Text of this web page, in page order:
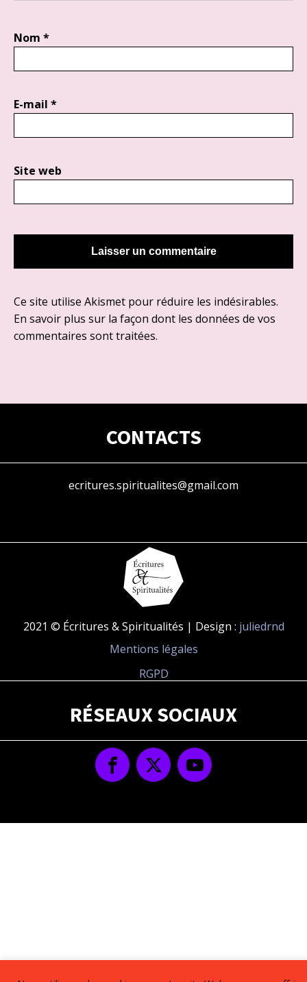
Nom *
E-mail *
Site web
Ce site utilise Akismet pour réduire les indésirables.
En savoir plus sur la façon dont les données de vos
commentaires sont traitées.
CONTACTS
ecritures.spiritualites@gmail.com
2021 © Écritures & Spiritualités | Design : juliedrnd
Mentions légales
RGPD
RÉSEAUX SOCIAUX